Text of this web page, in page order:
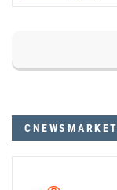
CNEWSMARKET